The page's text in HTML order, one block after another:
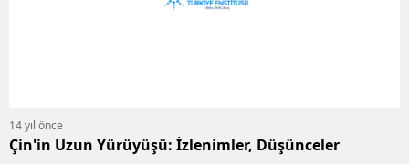
14 yıl önce
Çin'in Uzun Yürüyüşü: İzlenimler, Düşünceler